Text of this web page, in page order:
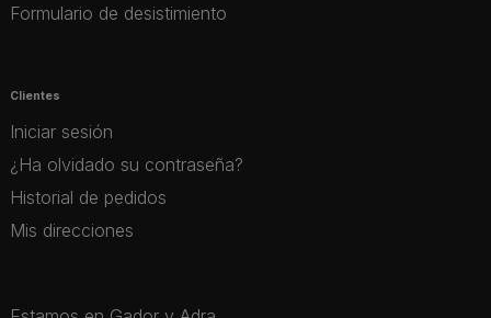
Formulario de desistimiento
Clientes
Iniciar sesión
¿Ha olvidado su contraseña?
Historial de pedidos
Mis direcciones